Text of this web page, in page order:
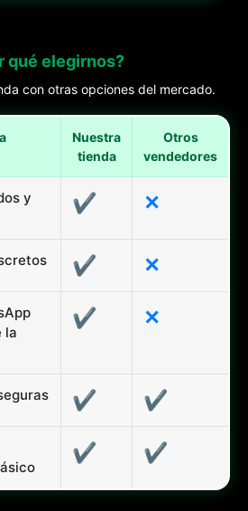
qué elegirnos?
con otras opciones del mercado.
Nuestra
tienda
Otros
vendedores
y
✔ ✕
✔ ✕
la
✔ ✕
✔ ✔
✔ ✔